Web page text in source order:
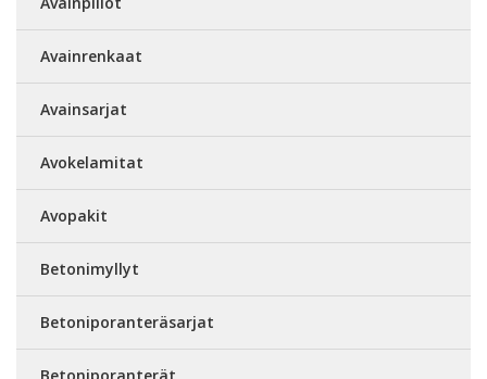
Avainrenkaat
Avainsarjat
Avokelamitat
Avopakit
Betonimyllyt
Betoniporanteräsarjat